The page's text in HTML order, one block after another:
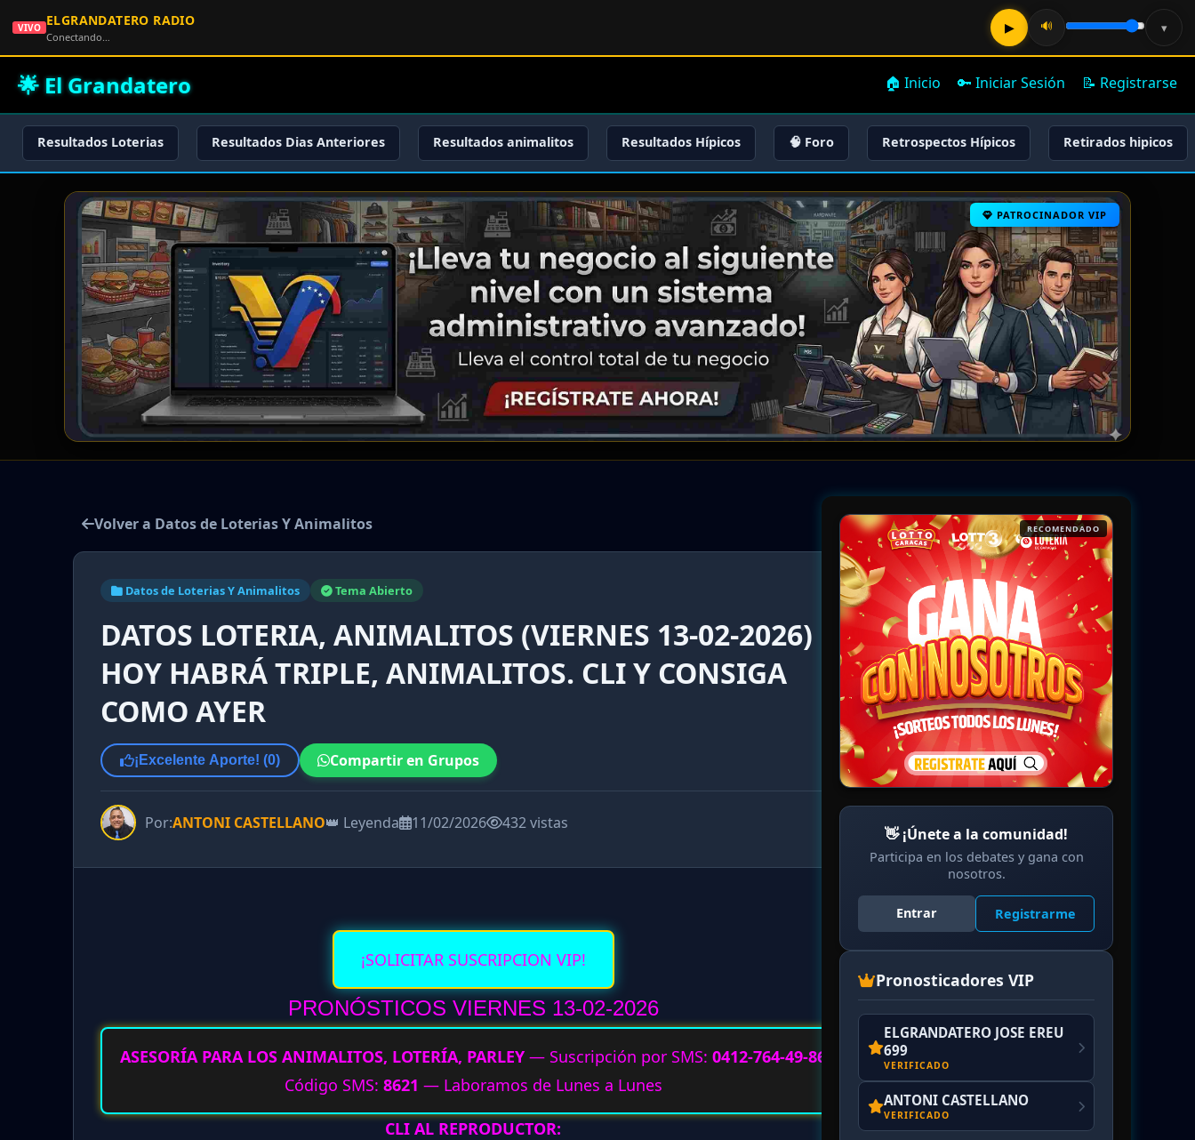
🌟 El Grandatero 🏠 Inicio 🔑 Iniciar Sesión 📝 Registrarse
Resultados Loterias Resultados Dias Anteriores Resultados animalitos Resultados Hípicos 🧠 Foro Retrospectos Hípicos Retirados hipicos
PATROCINADOR VIP
Volver a Datos de Loterias Y Animalitos
Datos de Loterias Y Animalitos Tema Abierto
DATOS LOTERIA, ANIMALITOS (VIERNES 13-02-2026)
HOY HABRÁ TRIPLE, ANIMALITOS. CLI Y CONSIGA
COMO AYER
¡Excelente Aporte! (0) Compartir en Grupos
Por:ANTONI CASTELLANO👑 Leyenda 11/02/2026 432 vistas
¡SOLICITAR SUSCRIPCION VIP!
PRONÓSTICOS VIERNES 13-02-2026
ASESORÍA PARA LOS ANIMALITOS, LOTERÍA, PARLEY — Suscripción por SMS: 0412-764-49-86
Código SMS: 8621 — Laboramos de Lunes a Lunes
CLI AL REPRODUCTOR:
RECOMENDADO
👋 ¡Únete a la comunidad!
Participa en los debates y gana con
nosotros.
Entrar Registrarme
Pronosticadores VIP
ELGRANDATERO JOSE EREU
699
VERIFICADO
ANTONI CASTELLANO
VERIFICADO
VIVO ELGRANDATERO RADIO
Conectando…
▶ 🔊 ▾